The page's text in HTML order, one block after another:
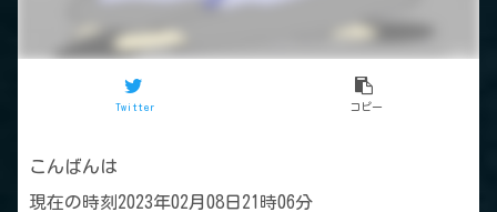
Twitter コピー
こんばんは
現在の時刻2023年02月08日21時06分